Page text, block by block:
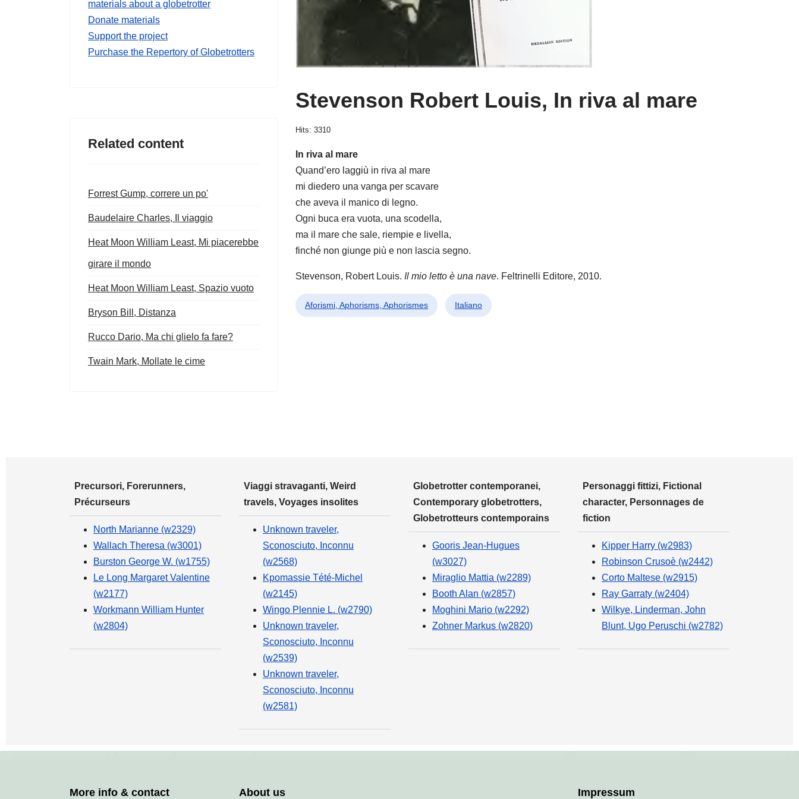
materials about a globetrotter
Donate materials
Support the project
Purchase the Repertory of Globetrotters
Related content
Forrest Gump, correre un po'
Baudelaire Charles, Il viaggio
Heat Moon William Least, Mi piacerebbe
girare il mondo
Heat Moon William Least, Spazio vuoto
Bryson Bill, Distanza
Rucco Dario, Ma chi glielo fa fare?
Twain Mark, Mollate le cime
Stevenson Robert Louis, In riva al mare
Hits: 3310
In riva al mare
Quand’ero laggiù in riva al mare
mi diedero una vanga per scavare
che aveva il manico di legno.
Ogni buca era vuota, una scodella,
ma il mare che sale, riempie e livella,
finché non giunge più e non lascia segno.
Stevenson, Robert Louis. Il mio letto è una nave. Feltrinelli Editore, 2010.
Aforismi, Aphorisms, Aphorismes Italiano
Precursori, Forerunners,
Précurseurs
North Marianne (w2329)
Wallach Theresa (w3001)
Burston George W. (w1755)
Le Long Margaret Valentine
(w2177)
Workmann William Hunter
(w2804)
Viaggi stravaganti, Weird
travels, Voyages insolites
Unknown traveler,
Sconosciuto, Inconnu
(w2568)
Kpomassie Tété-Michel
(w2145)
Wingo Plennie L. (w2790)
Unknown traveler,
Sconosciuto, Inconnu
(w2539)
Unknown traveler,
Sconosciuto, Inconnu
(w2581)
Globetrotter contemporanei,
Contemporary globetrotters,
Globetrotteurs contemporains
Gooris Jean-Hugues
(w3027)
Miraglio Mattia (w2289)
Booth Alan (w2857)
Moghini Mario (w2292)
Zohner Markus (w2820)
Personaggi fittizi, Fictional
character, Personnages de
fiction
Kipper Harry (w2983)
Robinson Crusoè (w2442)
Corto Maltese (w2915)
Ray Garraty (w2404)
Wilkye, Linderman, John
Blunt, Ugo Peruschi (w2782)
More info & contact About us Impressum